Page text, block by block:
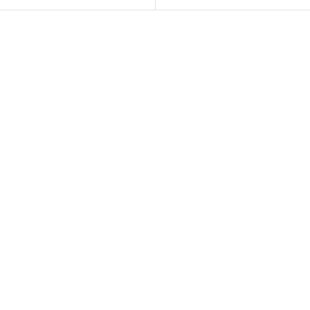
de Cutimed Sorbact?
heridas con biofilm establecido, úlceras de pie
con exudado contaminado.